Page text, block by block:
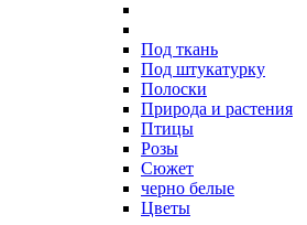
Под ткань
Под штукатурку
Полоски
Природа и растения
Птицы
Розы
Сюжет
черно белые
Цветы